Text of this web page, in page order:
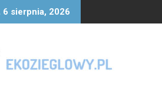
6 sierpnia, 2026